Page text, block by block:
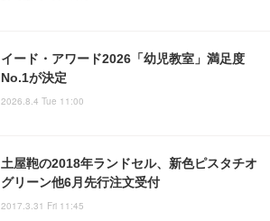
イード・アワード2026「幼児教室」満足度
No.1が決定
2026.8.4 Tue 11:00
土屋鞄の2018年ランドセル、新色ピスタチオ
グリーン他6月先行注文受付
2017.3.31 Fri 11:45